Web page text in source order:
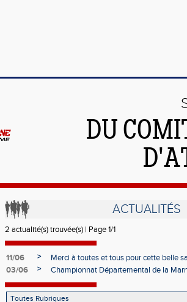
DU
ACTUALITÉS
2 actualité(s) trouvée(s) | Page 1/1
11/06 >
Merci à toutes et tous pour cette belle
03/06
> Championnat Départemental de la